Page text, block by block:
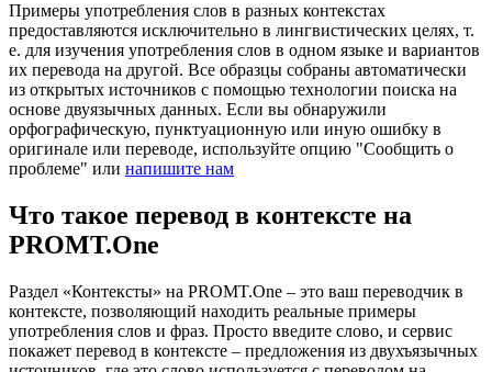
Примеры употребления слов в разных контекстах
предоставляются исключительно в лингвистических целях, т.
е. для изучения употребления слов в одном языке и вариантов
их перевода на другой. Все образцы собраны автоматически
из открытых источников с помощью технологии поиска на
основе двуязычных данных. Если вы обнаружили
орфографическую, пунктуационную или иную ошибку в
оригинале или переводе, используйте опцию "Сообщить о
проблеме" или напишите нам
Что такое перевод в контексте на
PROMT.One
Раздел «Контексты» на PROMT.One – это ваш переводчик в
контексте, позволяющий находить реальные примеры
употребления слов и фраз. Просто введите слово, и сервис
покажет перевод в контексте – предложения из двухъязычных